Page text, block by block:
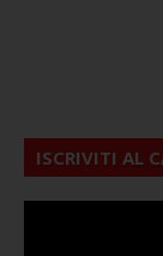
ISCRIVITI AL